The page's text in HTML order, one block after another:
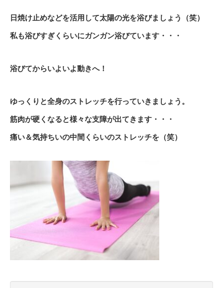
日焼け止めなどを活用して太陽の光を浴びましょう（笑）
私も浴びすぎくらいにガンガン浴びています・・・
浴びてからいよいよ動きへ！
ゆっくりと全身のストレッチを行っていきましょう。
筋肉が硬くなると様々な支障が出てきます・・・
痛い＆気持ちいの中間くらいのストレッチを（笑）